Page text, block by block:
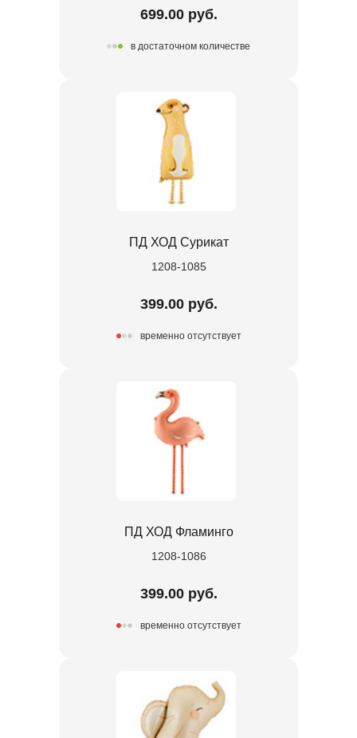
699.00 руб.
в достаточном количестве
ПД ХОД Сурикат
1208-1085
399.00 руб.
временно отсутствует
ПД ХОД Фламинго
1208-1086
399.00 руб.
временно отсутствует